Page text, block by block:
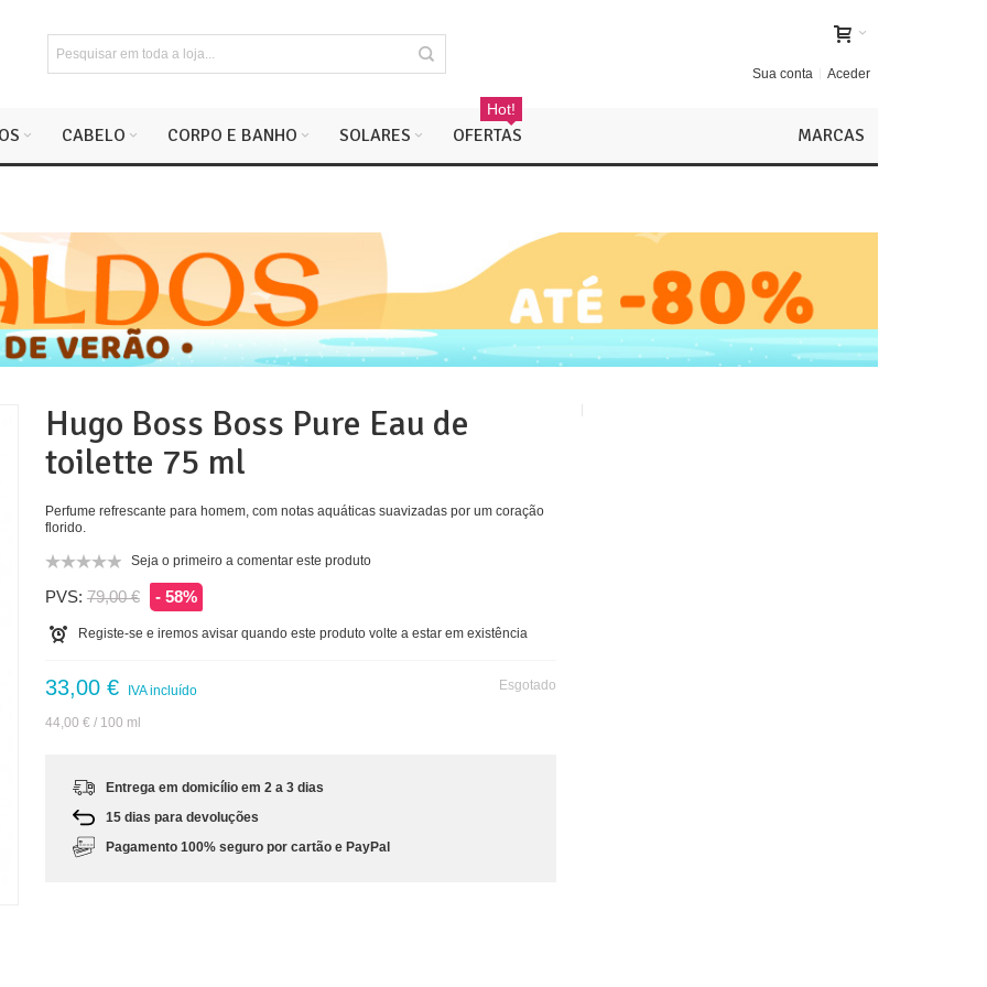
Sua conta Aceder
CABELO CORPO E BANHO SOLARES OFERTAS
Hot!
MARCAS
Hugo Boss Boss Pure Eau de
toilette 75 ml
Perfume refrescante para homem, com notas aquáticas suavizadas por um coração
florido.
Seja o primeiro a comentar este produto
PVS: 79,00 € - 58%
Registe-se e iremos avisar quando este produto volte a estar em existência
Esgotado
33,00 € IVA incluído
44,00 €/ 100 ml
Entrega em domicílio em 2 a 3 dias
15 dias para devoluções
Pagamento 100% seguro por cartão e PayPal